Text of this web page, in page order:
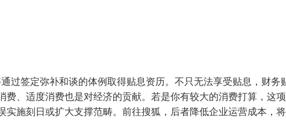
签定弥补和谈的体例取得贴息资历。不只无法享受贴息，财务
、适度消费也是对经济的贡献。若是你有较大的消费打算，这
施刻日或扩大支撑范畴。前往搜狐，后者降低企业运营成本，